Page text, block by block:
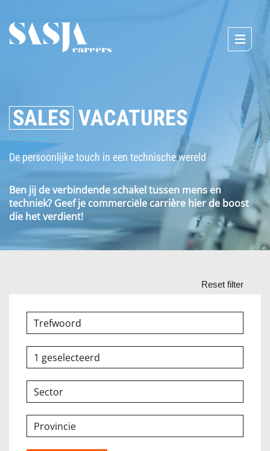
SALES VACATURES
De persoonlijke touch in een technische wereld
Ben jij de verbindende schakel tussen mens en
techniek? Geef je commerciële carrière hier de boost
die het verdient!
1 geselecteerd
Sector
Provincie